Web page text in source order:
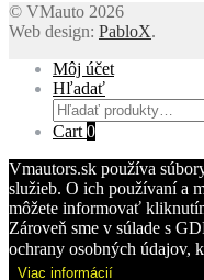
© VMauto 2026
Web design: PabloX.
Môj účet
Hľadať
Hľadať:
Cart 0
Vmautors.sk používa
služieb. O ich používaní a
môžete informovať
Zároveň sme v súlade s
ochrany osobných údajov,
Viac informácií